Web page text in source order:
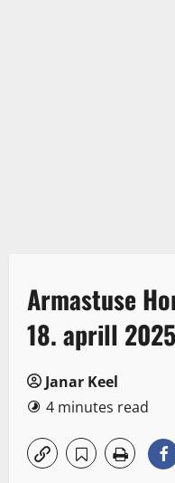
Armastuse
18. aprill 2025
Janar Keel
4 minutes read